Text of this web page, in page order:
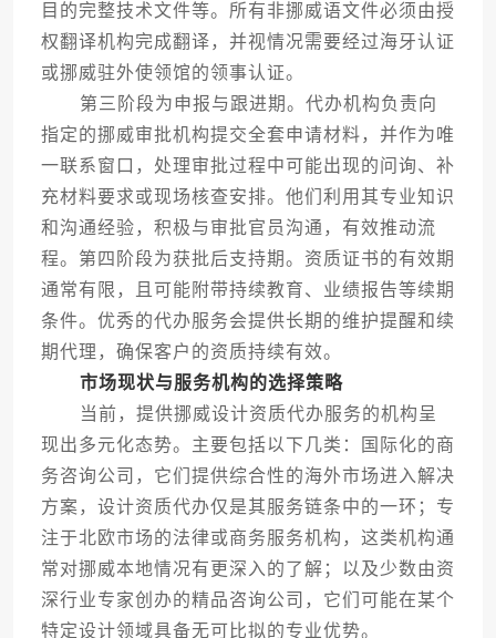
目的完整技术文件等。所有非挪威语文件必须由授
权翻译机构完成翻译，并视情况需要经过海牙认证
或挪威驻外使领馆的领事认证。
第三阶段为申报与跟进期。代办机构负责向
指定的挪威审批机构提交全套申请材料，并作为唯
一联系窗口，处理审批过程中可能出现的问询、补
充材料要求或现场核查安排。他们利用其专业知识
和沟通经验，积极与审批官员沟通，有效推动流
程。第四阶段为获批后支持期。资质证书的有效期
通常有限，且可能附带持续教育、业绩报告等续期
条件。优秀的代办服务会提供长期的维护提醒和续
期代理，确保客户的资质持续有效。
市场现状与服务机构的选择策略
当前，提供挪威设计资质代办服务的机构呈
现出多元化态势。主要包括以下几类：国际化的商
务咨询公司，它们提供综合性的海外市场进入解决
方案，设计资质代办仅是其服务链条中的一环；专
注于北欧市场的法律或商务服务机构，这类机构通
常对挪威本地情况有更深入的了解；以及少数由资
深行业专家创办的精品咨询公司，它们可能在某个
特定设计领域具备无可比拟的专业优势。